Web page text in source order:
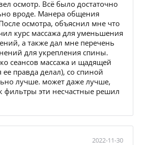
осмотр. Всё было достаточно
вроде. Манера общения
осмотра, объяснил мне что
курс массажа для уменьшения
а также дал мне перечень
для укрепления спины.
сеансов массажа и щадящей
ее правда делал), со спиной
лучше. может даже лучше,
фильтры эти несчастные решил
2022-11-30